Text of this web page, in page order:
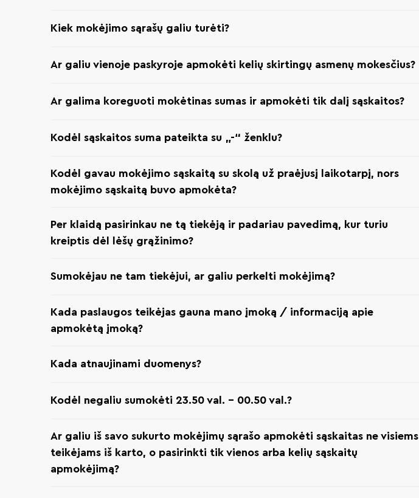
Kiek mokėjimo sąrašų galiu turėti?
Ar galiu vienoje paskyroje apmokėti kelių skirtingų asmenų mokesčius?
Ar galima koreguoti mokėtinas sumas ir apmokėti tik dalį sąskaitos?
Kodėl sąskaitos suma pateikta su „-“ ženklu?
Kodėl gavau mokėjimo sąskaitą su skolą už praėjusį laikotarpį, nors
mokėjimo sąskaitą buvo apmokėta?
Per klaidą pasirinkau ne tą tiekėją ir padariau pavedimą, kur turiu
kreiptis dėl lėšų grąžinimo?
Sumokėjau ne tam tiekėjui, ar galiu perkelti mokėjimą?
Kada paslaugos teikėjas gauna mano įmoką / informaciją apie
apmokėtą įmoką?
Kada atnaujinami duomenys?
Kodėl negaliu sumokėti 23.50 val. – 00.50 val.?
Ar galiu iš savo sukurto mokėjimų sąrašo apmokėti sąskaitas ne visiems
teikėjams iš karto, o pasirinkti tik vienos arba kelių sąskaitų
apmokėjimą?